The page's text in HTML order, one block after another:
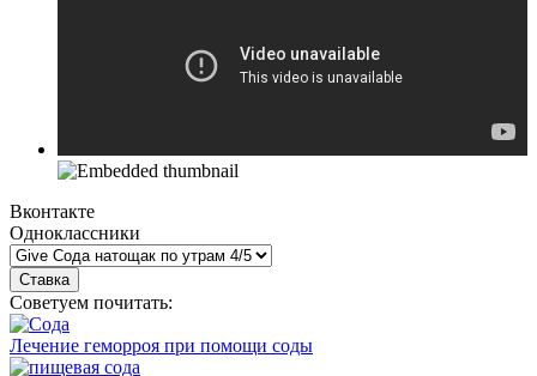
Вконтакте
Одноклассники
Советуем почитать:
Лечение геморроя при помощи соды